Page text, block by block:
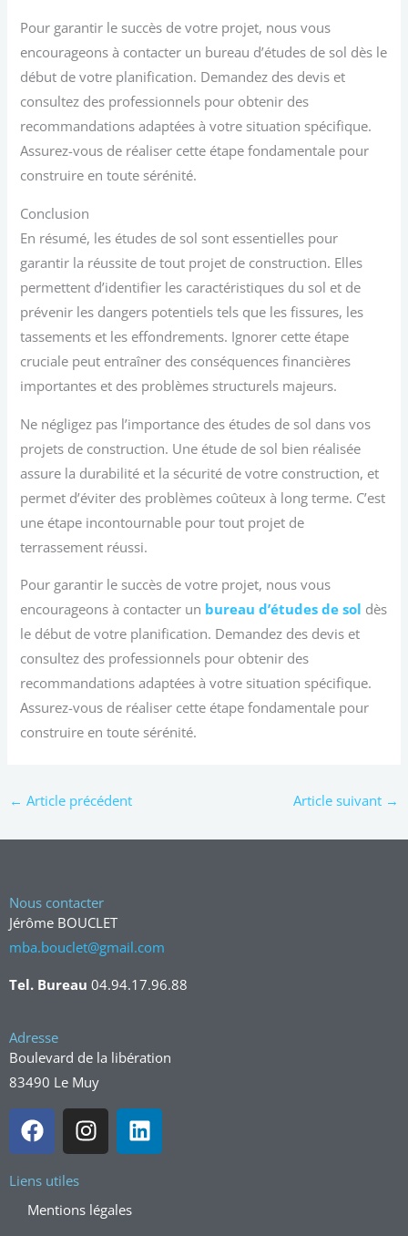
Pour garantir le succès de votre projet, nous vous
encourageons à contacter un bureau d’études de sol dès le
début de votre planification. Demandez des devis et
consultez des professionnels pour obtenir des
recommandations adaptées à votre situation spécifique.
Assurez-vous de réaliser cette étape fondamentale pour
construire en toute sérénité.
Conclusion
En résumé, les études de sol sont essentielles pour
garantir la réussite de tout projet de construction. Elles
permettent d’identifier les caractéristiques du sol et de
prévenir les dangers potentiels tels que les fissures, les
tassements et les effondrements. Ignorer cette étape
cruciale peut entraîner des conséquences financières
importantes et des problèmes structurels majeurs.
Ne négligez pas l’importance des études de sol dans vos
projets de construction. Une étude de sol bien réalisée
assure la durabilité et la sécurité de votre construction, et
permet d’éviter des problèmes coûteux à long terme. C’est
une étape incontournable pour tout projet de
terrassement réussi.
Pour garantir le succès de votre projet, nous vous
encourageons à contacter un bureau d’études de sol dès
le début de votre planification. Demandez des devis et
consultez des professionnels pour obtenir des
recommandations adaptées à votre situation spécifique.
Assurez-vous de réaliser cette étape fondamentale pour
construire en toute sérénité.
← Article précédent Article suivant →
Nous contacter
Jérôme BOUCLET
mba.bouclet@gmail.com
Tel. Bureau 04.94.17.96.88
Adresse
Boulevard de la libération
83490 Le Muy
F
a
c
e
b
I
n
s
a
L
i
n
Liens utiles
Mentions légales